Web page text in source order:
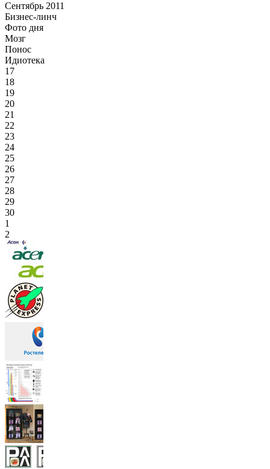
Сентябрь 2011
Бизнес-линч
Фото дня
Мозг
Понос
Идиотека
17
18
19
20
21
22
23
24
25
26
27
28
29
30
1
2